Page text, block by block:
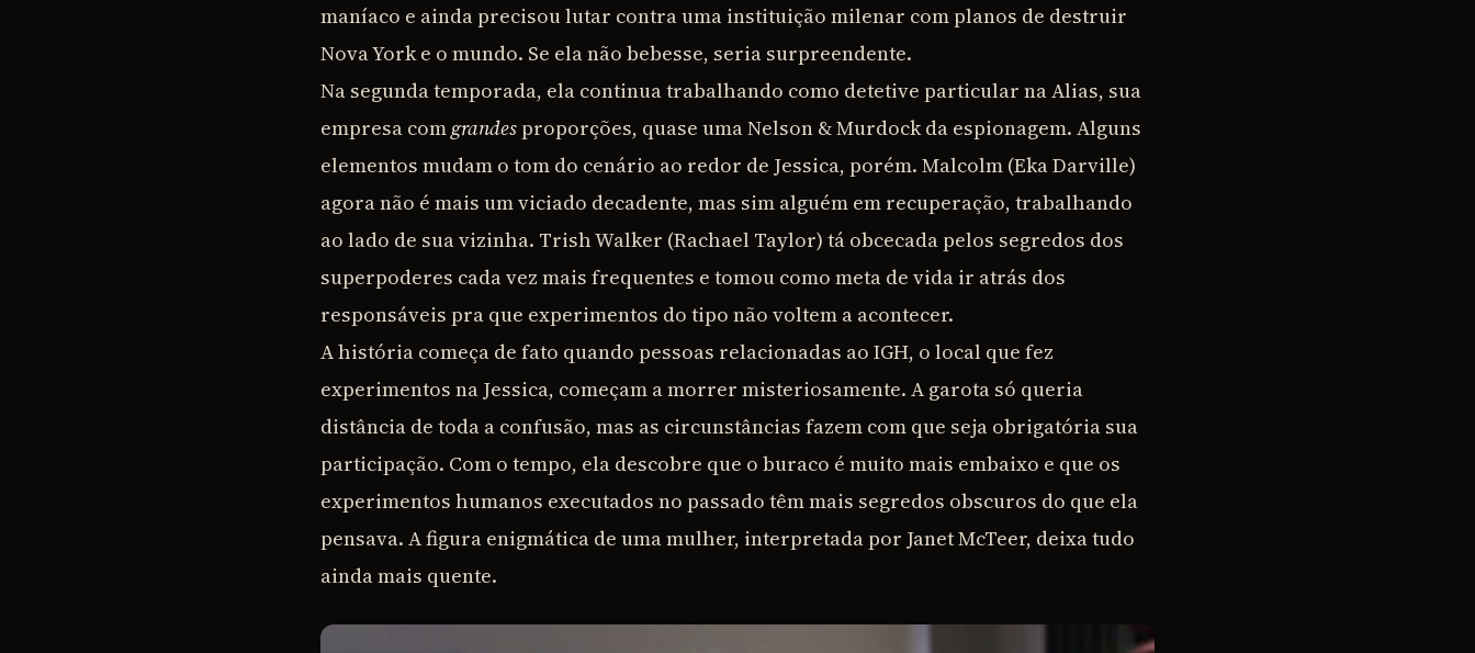
maníaco e ainda precisou lutar contra uma instituição milenar com planos de destruir
Nova York e o mundo. Se ela não bebesse, seria surpreendente.
Na segunda temporada, ela continua trabalhando como detetive particular na Alias, sua
empresa comgrandes proporções, quase uma Nelson & Murdock da espionagem. Alguns
elementos mudam o tom do cenário ao redor de Jessica, porém. Malcolm (Eka Darville)
agora não é mais um viciado decadente, mas sim alguém em recuperação, trabalhando
ao lado de sua vizinha. Trish Walker (Rachael Taylor) tá obcecada pelos segredos dos
superpoderes cada vez mais frequentes e tomou como meta de vida ir atrás dos
responsáveis pra que experimentos do tipo não voltem a acontecer.
A história começa de fato quando pessoas relacionadas ao IGH, o local que fez
experimentos na Jessica, começam a morrer misteriosamente. A garota só queria
distância de toda a confusão, mas as circunstâncias fazem com que seja obrigatória sua
participação. Com o tempo, ela descobre que o buraco é muito mais embaixo e que os
experimentos humanos executados no passado têm mais segredos obscuros do que ela
pensava. A figura enigmática de uma mulher, interpretada por Janet McTeer, deixa tudo
ainda mais quente.